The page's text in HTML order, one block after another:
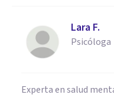
Lara F.
Psicóloga
Experta en salud